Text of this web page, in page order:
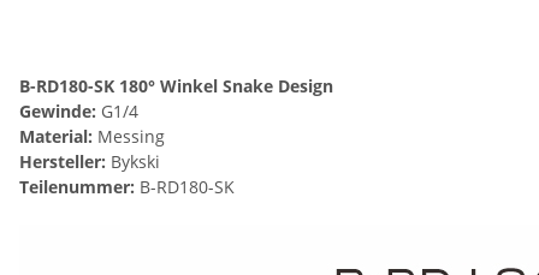
B-RD180-SK 180° Winkel Snake Design
Gewinde: G1/4
Material: Messing
Hersteller: Bykski
Teilenummer: B-RD180-SK